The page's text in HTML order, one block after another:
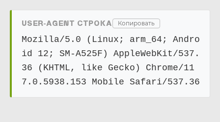
USER-AGENT СТРОКА Копировать
Mozilla/5.0 (Linux; arm_64; Andro
id 12; SM-A525F) AppleWebKit/537.
36 (KHTML, like Gecko) Chrome/11
7.0.5938.153 Mobile Safari/537.36